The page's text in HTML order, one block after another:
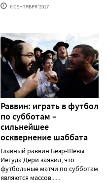
6 СЕНТЯБРЯ'2017
Раввин: играть в футбол
по субботам –
сильнейшее
осквернение шаббата
Главный раввин Беэр-Шевы
Иегуда Дери заявил, что
футбольные матчи по субботам
являются массов......